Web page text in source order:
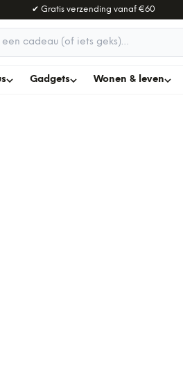
✔ Gratis verzending vanaf€60
cadeau
Gadgets Wonen & leven